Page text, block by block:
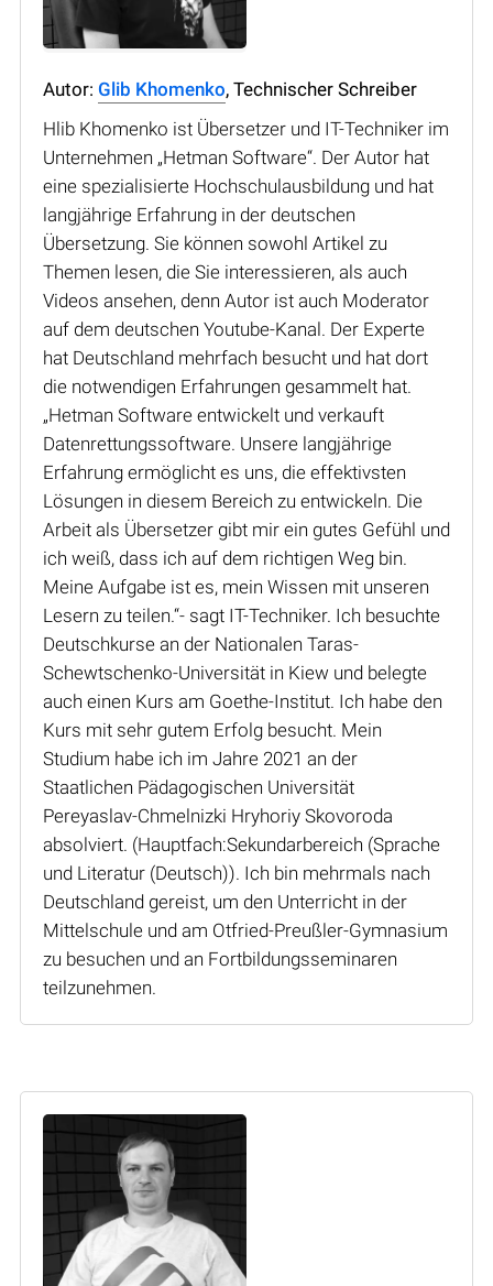
Autor: Glib Khomenko, Technischer Schreiber
Hlib Khomenko ist Übersetzer und IT-Techniker im
Unternehmen „Hetman Software“. Der Autor hat
eine spezialisierte Hochschulausbildung und hat
langjährige Erfahrung in der deutschen
Übersetzung. Sie können sowohl Artikel zu
Themen lesen, die Sie interessieren, als auch
Videos ansehen, denn Autor ist auch Moderator
auf dem deutschen Youtube-Kanal. Der Experte
hat Deutschland mehrfach besucht und hat dort
die notwendigen Erfahrungen gesammelt hat.
„Hetman Software entwickelt und verkauft
Datenrettungssoftware. Unsere langjährige
Erfahrung ermöglicht es uns, die effektivsten
Lösungen in diesem Bereich zu entwickeln. Die
Arbeit als Übersetzer gibt mir ein gutes Gefühl und
ich weiß, dass ich auf dem richtigen Weg bin.
Meine Aufgabe ist es, mein Wissen mit unseren
Lesern zu teilen.“- sagt IT-Techniker. Ich besuchte
Deutschkurse an der Nationalen Taras-
Schewtschenko-Universität in Kiew und belegte
auch einen Kurs am Goethe-Institut. Ich habe den
Kurs mit sehr gutem Erfolg besucht. Mein
Studium habe ich im Jahre 2021 an der
Staatlichen Pädagogischen Universität
Pereyaslav-Chmelnizki Hryhoriy Skovoroda
absolviert. (Hauptfach:Sekundarbereich (Sprache
und Literatur (Deutsch)). Ich bin mehrmals nach
Deutschland gereist, um den Unterricht in der
Mittelschule und am Otfried-Preußler-Gymnasium
zu besuchen und an Fortbildungsseminaren
teilzunehmen.